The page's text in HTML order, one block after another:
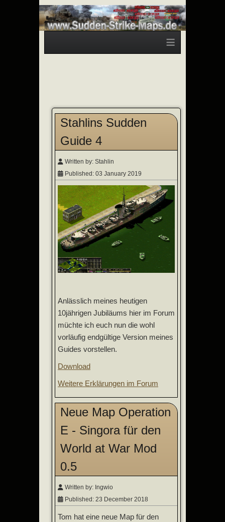
≡
Stahlins Sudden
Guide 4
Written by: Stahlin
Published: 03 January 2019
Anlässlich meines heutigen
10jährigen Jubiläums hier im Forum
müchte ich euch nun die wohl
vorläufig endgültige Version meines
Guides vorstellen.
Download
Weitere Erklärungen im Forum
Neue Map Operation
E - Singora für den
World at War Mod
0.5
Written by: Ingwio
Published: 23 December 2018
Tom hat eine neue Map für den